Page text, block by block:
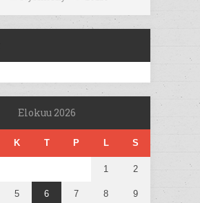
Elokuu 2026
K T P L S
1 2
5 6 7 8 9